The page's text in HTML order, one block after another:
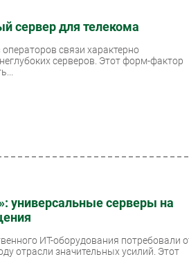
сервер для телекома
связи характерно
серверов. Этот форм-фактор
универсальные серверы на
ИТ-оборудования потребовали
отрасли значительных усилий. Этот